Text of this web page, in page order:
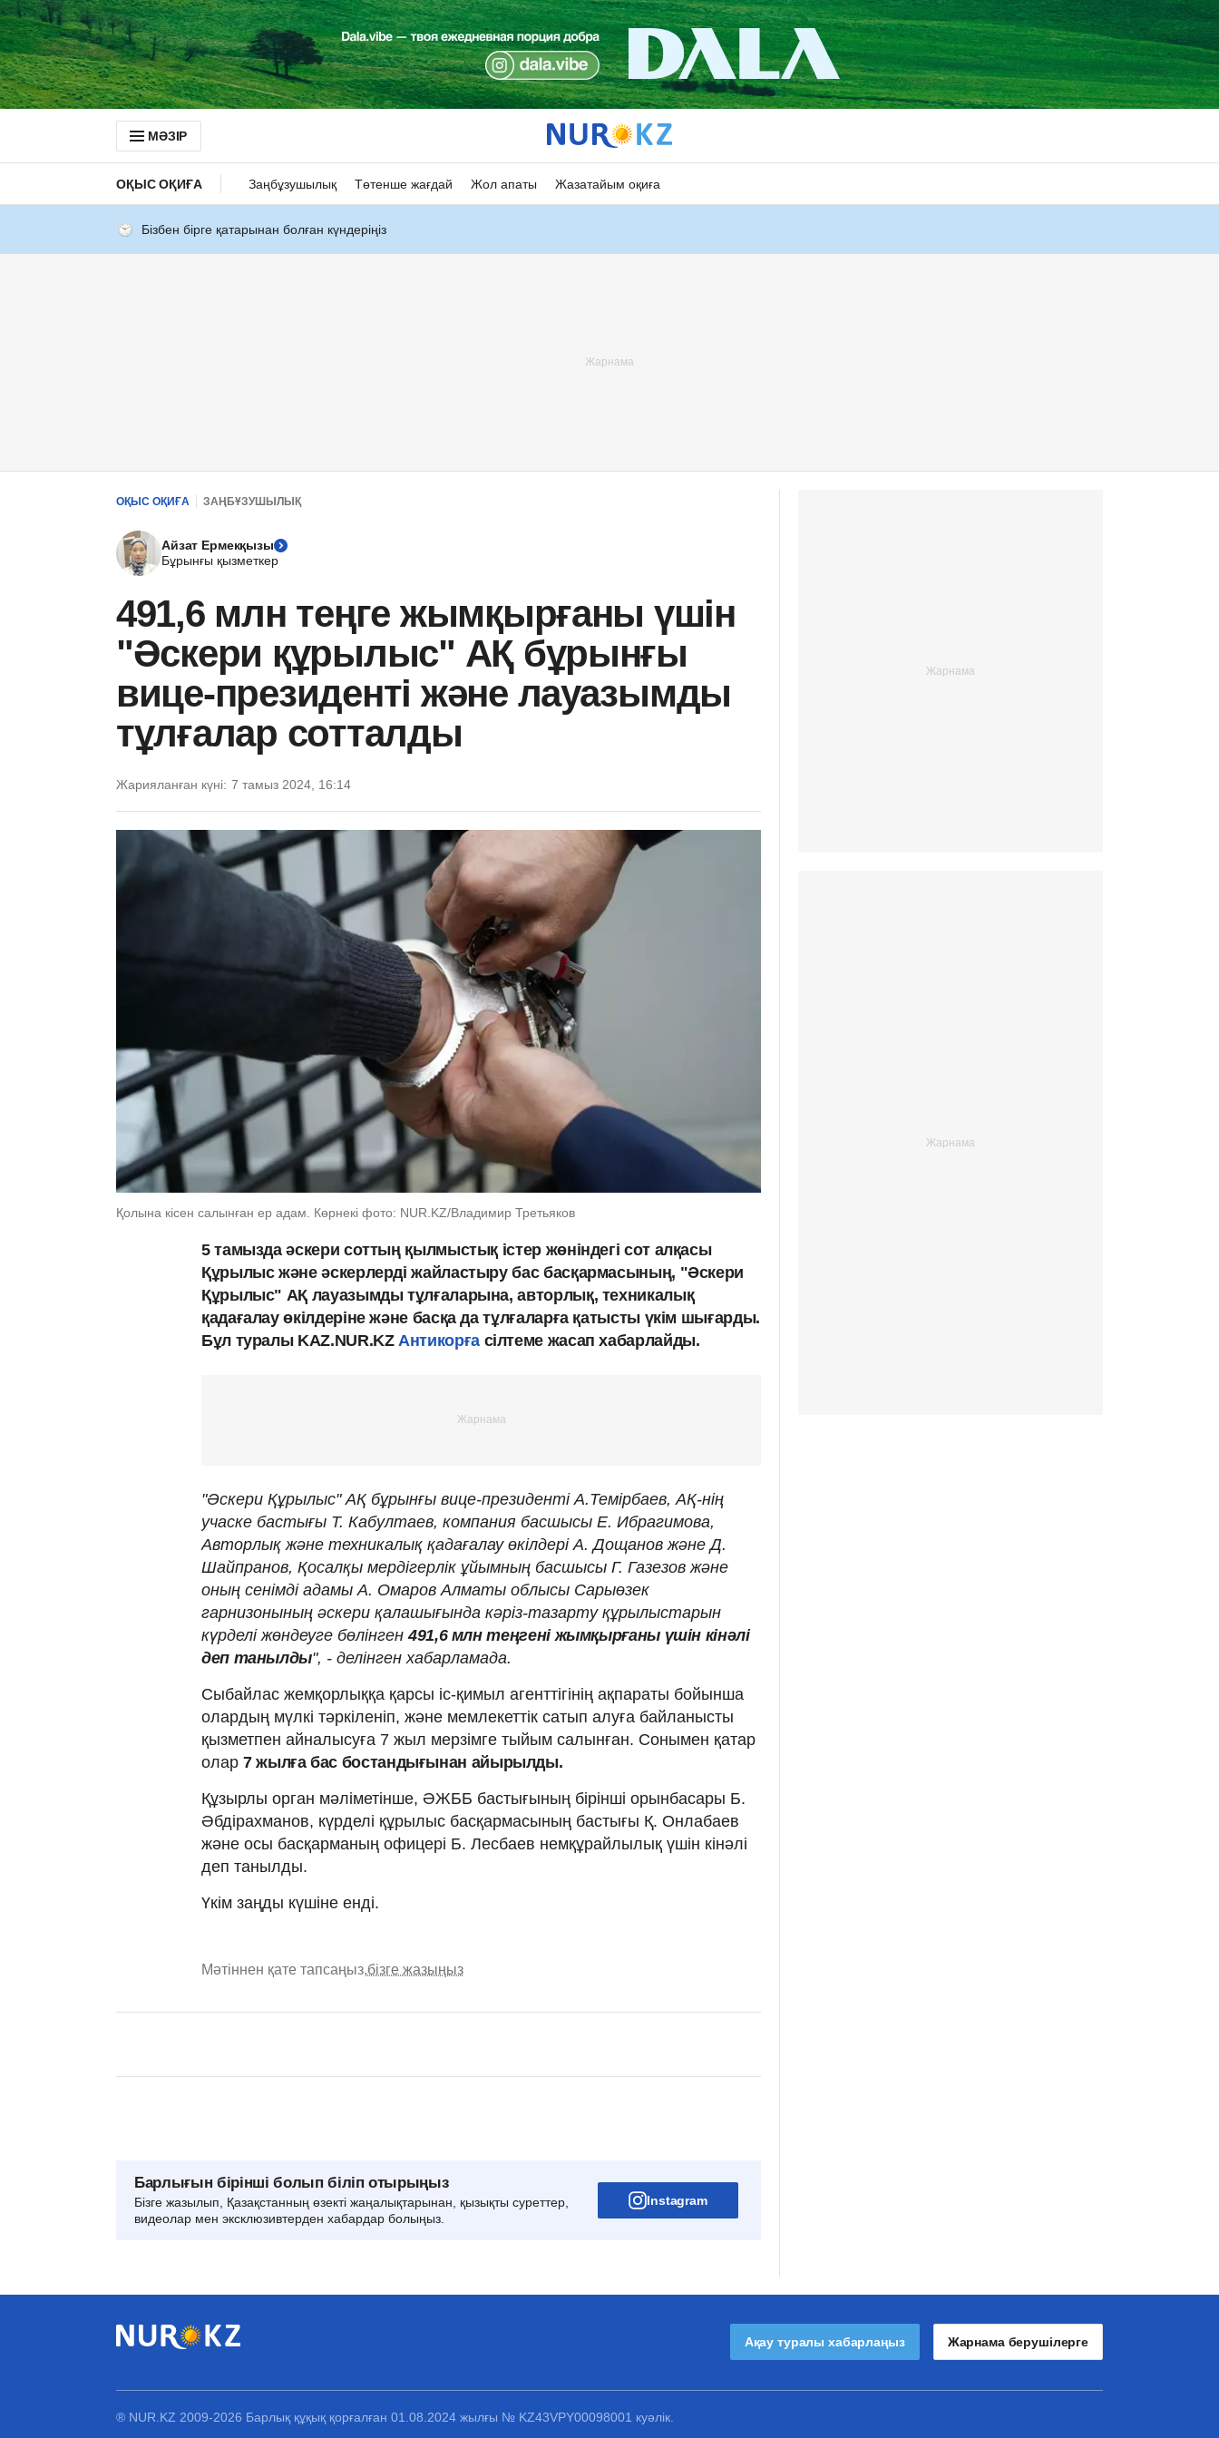
МӘЗІР
ОҚЫС ОҚИҒА Заңбұзушылық Төтенше жағдай Жол апаты Жазатайым оқиға
Бізбен бірге қатарынан болған күндеріңіз
ОҚЫС ОҚИҒА ЗАҢБҰЗУШЫЛЫҚ
Айзат Ермекқызы
Бұрынғы қызметкер
491,6 млн теңге жымқырғаны үшін
"Әскери құрылыс" АҚ бұрынғы
вице-президенті және лауазымды
тұлғалар сотталды
Жарияланған күні: 7 тамыз 2024, 16:14
Қолына кісен салынған ер адам. Көрнекі фото: NUR.KZ/Владимир Третьяков
5 тамызда әскери соттың қылмыстық істер жөніндегі сот алқасы
Құрылыс және әскерлерді жайластыру бас басқармасының, "Әскери
Құрылыс" АҚ лауазымды тұлғаларына, авторлық, техникалық
қадағалау өкілдеріне және басқа да тұлғаларға қатысты үкім шығарды.
Бұл туралы KAZ.NUR.KZ Антикорға сілтеме жасап хабарлайды.
"Әскери Құрылыс" АҚ бұрынғы вице-президенті А.Темірбаев, АҚ-нің
учаске бастығы Т. Кабултаев, компания басшысы Е. Ибрагимова,
Авторлық және техникалық қадағалау өкілдері А. Дощанов және Д.
Шайпранов, Қосалқы мердігерлік ұйымның басшысы Г. Газезов және
оның сенімді адамы А. Омаров Алматы облысы Сарыөзек
гарнизонының әскери қалашығында кәріз-тазарту құрылыстарын
күрделі жөндеуге бөлінген491,6 млн теңгені жымқырғаны үшін кінәлі
деп танылды", - делінген хабарламада.
Сыбайлас жемқорлыққа қарсы іс-қимыл агенттігінің ақпараты бойынша
олардың мүлкі тәркіленіп, және мемлекеттік сатып алуға байланысты
қызметпен айналысуға 7 жыл мерзімге тыйым салынған. Сонымен қатар
олар 7 жылға бас бостандығынан айырылды.
Құзырлы орган мәліметінше, ӘЖББ бастығының бірінші орынбасары Б.
Әбдірахманов, күрделі құрылыс басқармасының бастығы Қ. Онлабаев
және осы басқарманың офицері Б. Лесбаев немқұрайлылық үшін кінәлі
деп танылды.
Үкім заңды күшіне енді.
Мәтіннен қате тапсаңыз,бізге жазыңыз
Барлығын бірінші болып біліп отырыңыз
Бізге жазылып, Қазақстанның өзекті жаңалықтарынан, қызықты суреттер,
видеолар мен эксклюзивтерден хабардар болыңыз.
Instagram
Ақау туралы хабарлаңыз Жарнама берушілерге
® NUR.KZ 2009-2026 Барлық құқық қорғалған 01.08.2024 жылғы № KZ43VPY00098001 куәлік.